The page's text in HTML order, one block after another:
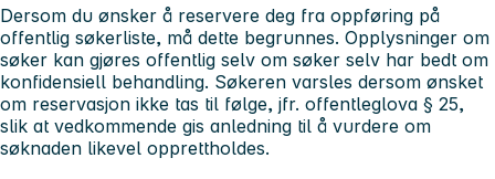
Dersom du ønsker å reservere deg fra oppføring på
offentlig søkerliste, må dette begrunnes. Opplysninger om
søker kan gjøres offentlig selv om søker selv har bedt om
konfidensiell behandling. Søkeren varsles dersom ønsket
om reservasjon ikke tas til følge, jfr. offentleglova § 25,
slik at vedkommende gis anledning til å vurdere om
søknaden likevel opprettholdes.